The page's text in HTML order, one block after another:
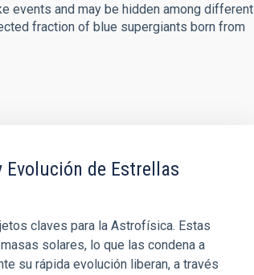
events and may be hidden among different
fraction of blue supergiants born from
Evolución de Estrellas
claves para la Astrofísica. Estas
solares, lo que las condena a
su rápida evolución liberan, a través